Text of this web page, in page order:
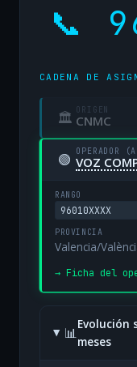
📞
CADENA DE
🏛 ORIGEN
CNMC
🟢 OPERADOR
VOZ
RANGO
96010XXXX
PROVINCIA
Valencia/
→ Ficha del
📊
Evolución
meses